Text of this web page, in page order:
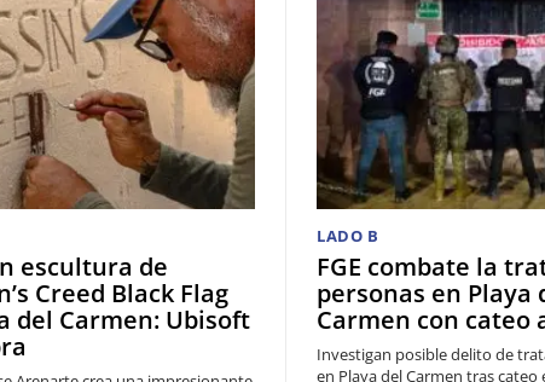
escultura de
Creed Black Flag
del Carmen: Ubisoft
LADO B
FGE combate la
personas en Playa
Carmen con cateo
Investigan posible delito de
en Playa del Carmen tras cateo